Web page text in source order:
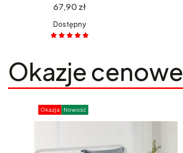
Cena
67,90 zł
Dostępny
Okazje cenowe
Okazja Nowość